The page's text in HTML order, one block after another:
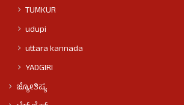
TUMKUR
udupi
uttara kannada
YADGIRI
ಜ್ಯೋತಿಷ್ಯ